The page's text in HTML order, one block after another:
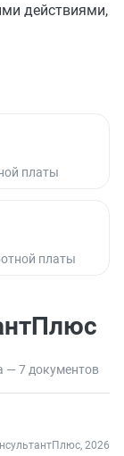
действиями,
платы
платы
— 7 документов
2026